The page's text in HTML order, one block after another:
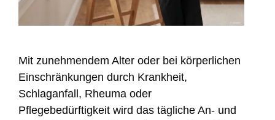
Mit zunehmendem Alter oder bei körperlichen
Einschränkungen durch Krankheit,
Schlaganfall, Rheuma oder
Pflegebedürftigkeit wird das tägliche An- und